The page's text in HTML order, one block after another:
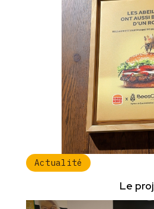
Actualité
Le